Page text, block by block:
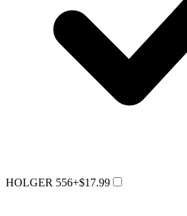
HOLGER 556+$17.99